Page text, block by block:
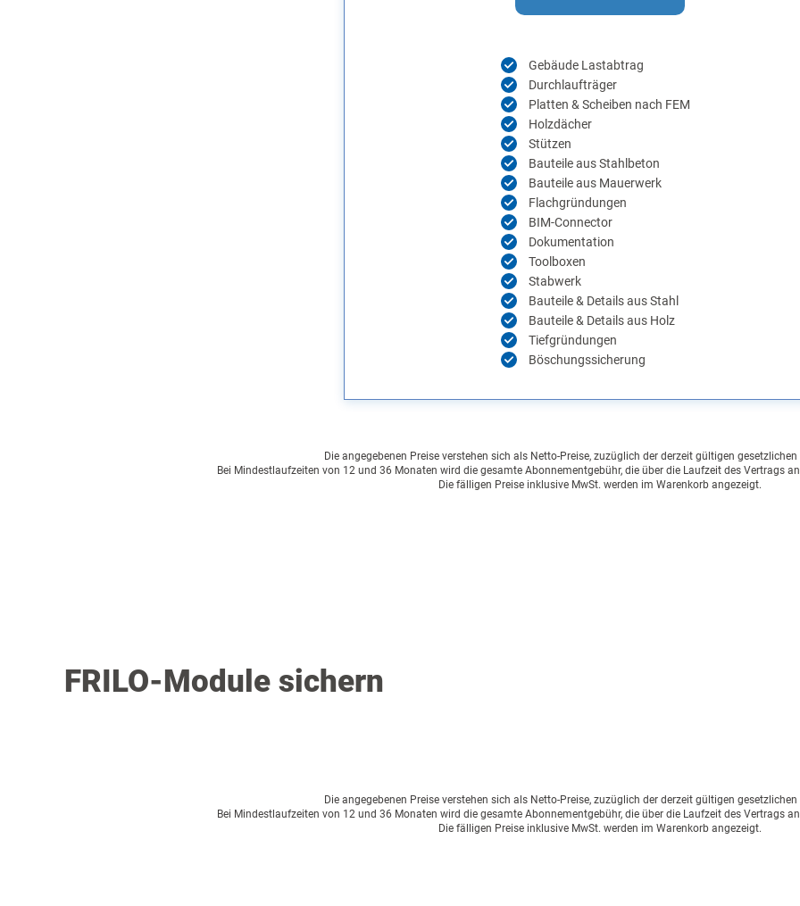
Gebäude Lastabtrag
Durchlaufträger
Platten & Scheiben nach FEM
Holzdächer
Stützen
Bauteile aus Stahlbeton
Bauteile aus Mauerwerk
Flachgründungen
BIM-Connector
Dokumentation
Toolboxen
Stabwerk
Bauteile & Details aus Stahl
Bauteile & Details aus Holz
Tiefgründungen
Böschungssicherung
Die angegebenen Preise verstehen sich als Netto-Preise, zuzüglich der derzeit gültigen
Bei Mindestlaufzeiten von 12 und 36 Monaten wird die gesamte Abonnementgebühr, die über die Laufzeit des Vertrags
Die fälligen Preise inklusive MwSt. werden im Warenkorb angezeigt.
FRILO-Module sichern
Die angegebenen Preise verstehen sich als Netto-Preise, zuzüglich der derzeit gültigen
Bei Mindestlaufzeiten von 12 und 36 Monaten wird die gesamte Abonnementgebühr, die über die Laufzeit des Vertrags
Die fälligen Preise inklusive MwSt. werden im Warenkorb angezeigt.